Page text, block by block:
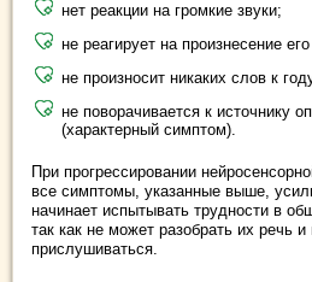
нет реакции на громкие звуки;
не реагирует на произнесение
не произносит никаких слов к
не поворачивается к источнику
(характерный симптом).
При прогрессировании
все симптомы, указанные выше,
начинает испытывать трудности в
так как не может разобрать их речь
прислушиваться.